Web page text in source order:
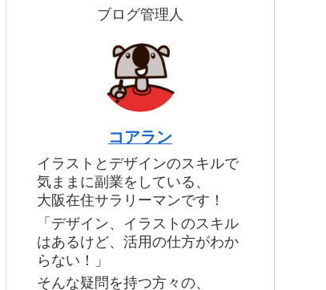
ブログ管理人
コアラン
イラストとデザインのスキルで
気ままに副業をしている、
大阪在住サラリーマンです！
「デザイン、イラストのスキル
はあるけど、活用の仕方がわか
らない！」
そんな疑問を持つ方々の、